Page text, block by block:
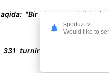
"Bir darvoza oldidagi
turnirining to'liq kardi
sportuz.tv
Would like to